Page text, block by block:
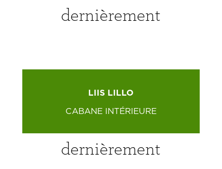
dernièrement
LIIS LILLO
CABANE INTÉRIEURE
dernièrement